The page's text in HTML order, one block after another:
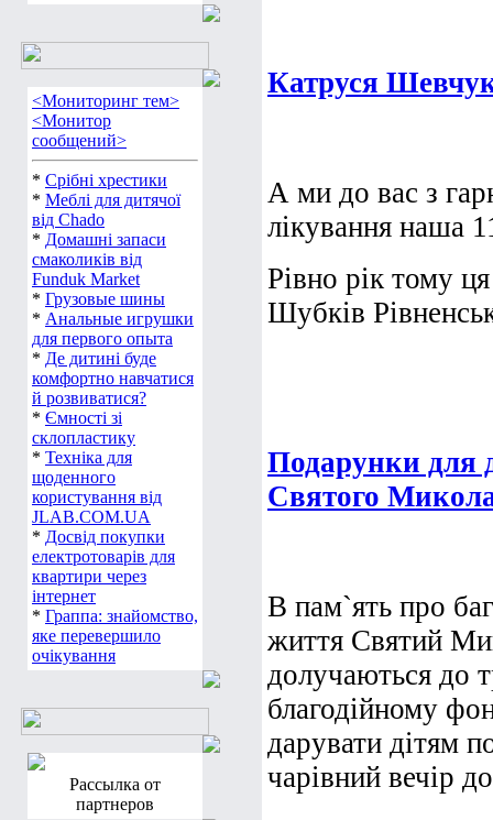
<Мониторинг тем>
<Монитор
сообщений>
* Срібні хрестики
* Меблі для дитячої
від Chado
* Домашні запаси
смаколиків від
Funduk Market
* Грузовые шины
* Анальные игрушки
для первого опыта
* Де дитині буде
комфортно навчатися
й розвиватися?
* Ємності зі
склопластику
* Техніка для
щоденного
користування від
JLAB.COM.UA
* Досвід покупки
електротоварів для
квартири через
інтернет
* Граппа: знайомство,
яке перевершило
очікування
Рассылка от
партнеров
Катруся
А ми до вас з
лікування наша
Рівно рік тому
Шубків
Подарунки для
Святого
В пам`ять про
життя Святий
долучаються до
благодійному
дарувати дітям
чарівний вечір